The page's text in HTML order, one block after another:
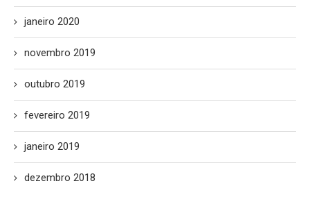
janeiro 2020
novembro 2019
outubro 2019
fevereiro 2019
janeiro 2019
dezembro 2018